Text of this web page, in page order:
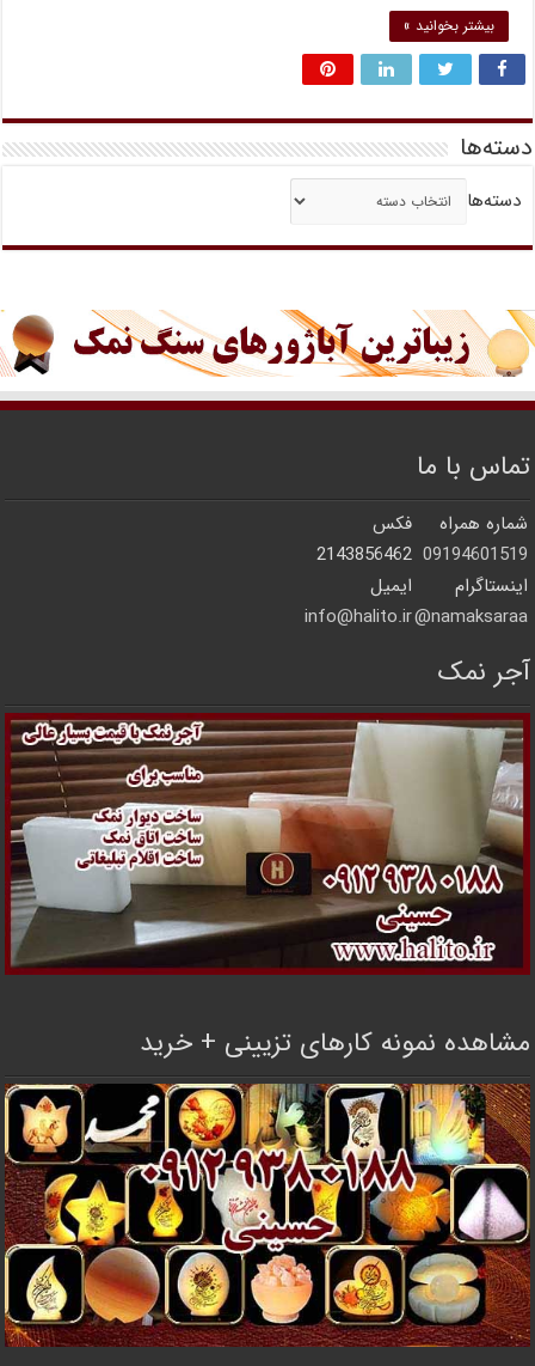
بیشتر بخوانید »
دسته‌ها
دسته‌ها
تماس با ما
شماره همراه
فکس
09194601519
2143856462
اینستاگرام
ایمیل
namaksaraa@
info@halito.ir
آجر نمک
مشاهده نمونه کارهای تزیینی + خرید